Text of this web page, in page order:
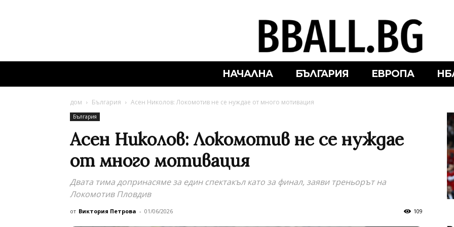
НАЧАЛНА БЪЛГАРИЯ ЕВРОПА
дом България Асен Николов: Локомотив не се нуждае от много мотивация
България
Асен Николов: Локомотив не се нуждае
от много мотивация
Двата тима допринасяме за един спектакъл като за финал, заяви треньорът на
Локомотив Пловдив
от Виктория Петрова - 01/06/2026 109